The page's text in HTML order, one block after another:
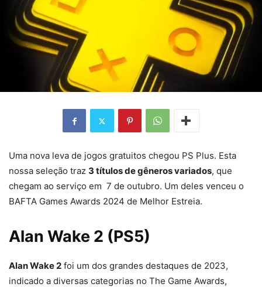
Uma nova leva de jogos gratuitos chegou PS Plus. Esta
nossa seleção traz 3 títulos de gêneros variados, que
chegam ao serviço em 7 de outubro. Um deles venceu o
BAFTA Games Awards 2024 de Melhor Estreia.
Alan Wake 2 (PS5)
Alan Wake 2 foi um dos grandes destaques de 2023,
indicado a diversas categorias no The Game Awards,